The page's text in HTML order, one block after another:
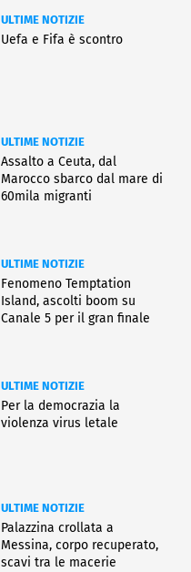
ULTIME NOTIZIE
Uefa e Fifa è scontro
ULTIME NOTIZIE
Assalto a Ceuta, dal
Marocco sbarco dal mare di
60mila migranti
ULTIME NOTIZIE
Fenomeno Temptation
Island, ascolti boom su
Canale 5 per il gran finale
ULTIME NOTIZIE
Per la democrazia la
violenza virus letale
ULTIME NOTIZIE
Palazzina crollata a
Messina, corpo recuperato,
scavi tra le macerie